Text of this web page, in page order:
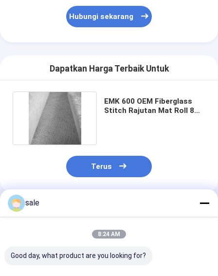
Hubungi sekarang
Dapatkan Harga Terbaik Untuk
EMK 600 OEM Fiberglass
Stitch Rajutan Mat Roll 8
Terus
Rekomendasi Produk
sale
8:24 AM
Good day, what product are you looking for?